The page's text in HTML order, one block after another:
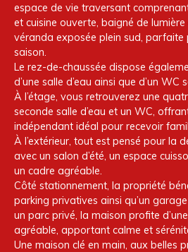
espace de vie traversant
et cuisine ouverte, baigné de
véranda exposée plein sud,
saison.
Le rez-de-chaussée dispose
d’une salle d’eau ainsi que d’un WC
À l’étage, vous retrouverez une
seconde salle d’eau et un WC,
indépendant idéal pour recevoir
À l’extérieur, tout est pensé pour la
avec un salon d’été, un espace
un cadre agréable.
Côté stationnement, la propriété
parking privatives ainsi qu’un
un parc privé, la maison profite
agréable, apportant calme et
Une maison clé en main, aux belles